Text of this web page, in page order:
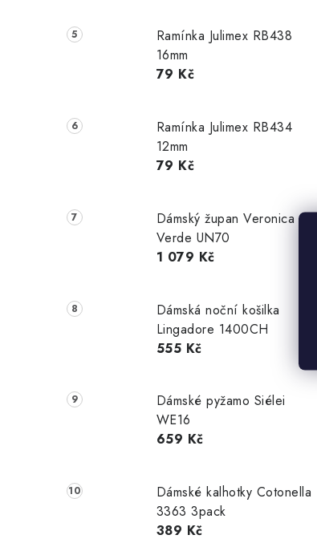
Ramínka Julimex RB438
16mm
79 Kč
Ramínka Julimex RB434
12mm
79 Kč
Dámský župan Veronica
Verde UN70
1 079 Kč
Dámská noční košilka
Lingadore 1400CH
555 Kč
Dámské pyžamo Siélei
WE16
659 Kč
Dámské kalhotky Cotonella
3363 3pack
389 Kč